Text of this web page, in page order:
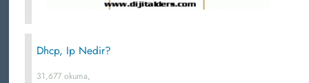
Dhcp, Ip Nedir?
31,677 okuma,